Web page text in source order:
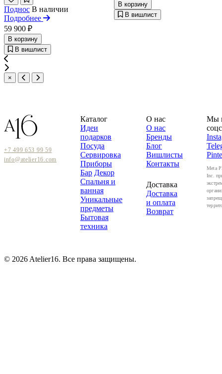
Поднос В наличии
Подробнее
59 900 ₽
В корзину
В вишлист
В корзину
В вишлист
×
+7 499 653 99 59
info@atelier16.com
Каталог
Идеи
подарков
Посуда
Сервировка
Приборы
Бар Декор
Спальня и
ванная
Уникальные
предметы
Бытовая
техника
О нас
О нас
Бренды
Блог
Вишлисты
Контакты
Доставка
Доставка
и оплата
Возврат
Мы
Meta
Inc.
© 2026 Atelier16. Все права защищены.